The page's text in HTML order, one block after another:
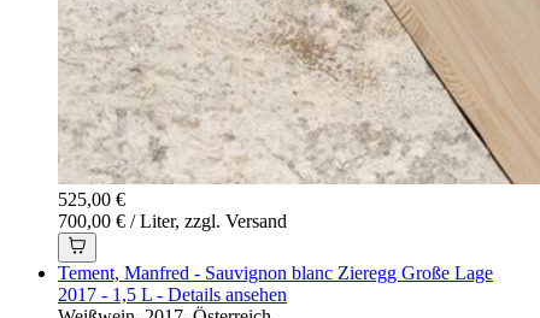
525,00 €
700,00 € / Liter, zzgl. Versand
Tement, Manfred - Sauvignon blanc Zieregg Große Lage
2017 - 1,5 L - Details ansehen